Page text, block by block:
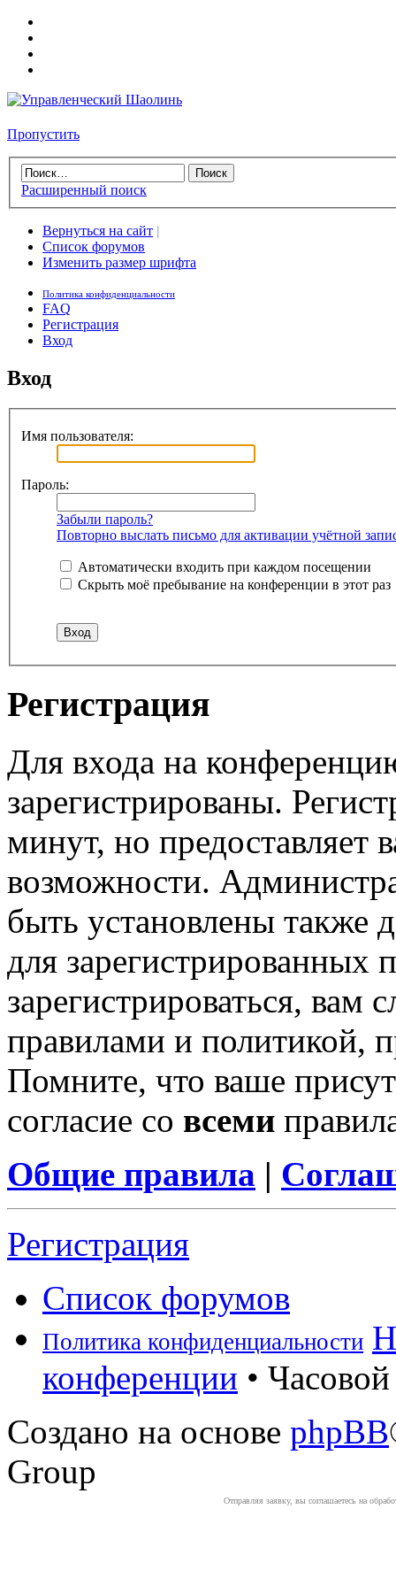
Пропустить
Расширенный поиск
Вернуться на сайт |
Список форумов
Изменить размер шрифта
Политика конфиденциальности
FAQ
Регистрация
Вход
Вход
Имя пользователя:
Пароль:
Забыли пароль?
Повторно выслать письмо для активации учётной
Автоматически входить при каждом посещении
Скрыть моё пребывание на конференции в этот раз
Регистрация
Для входа на
зарегистрированы.
минут, но предоставляет
возможности.
быть установлены также
для зарегистрированных
зарегистрироваться, вам
правилами и политикой,
Помните, что ваше
согласие со всеми
Общие правила |
Регистрация
Список форумов
Политика конфиденциальности
конференции •
Создано на основе phpBB
Group
Отправляя заявку, вы соглашаетесь на